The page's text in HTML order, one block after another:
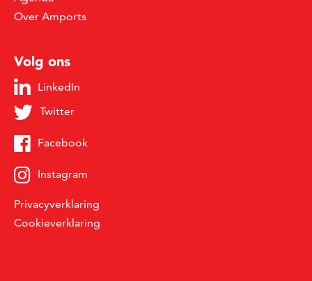
Over Amports
Volg ons
LinkedIn
Twitter
Facebook
Instagram
Privacyverklaring
Cookieverklaring